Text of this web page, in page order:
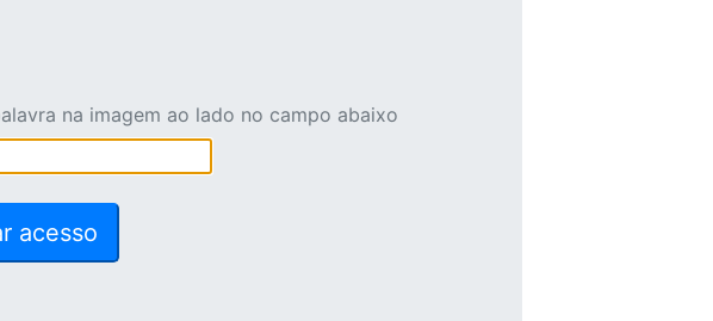
na imagem ao lado no campo abaixo